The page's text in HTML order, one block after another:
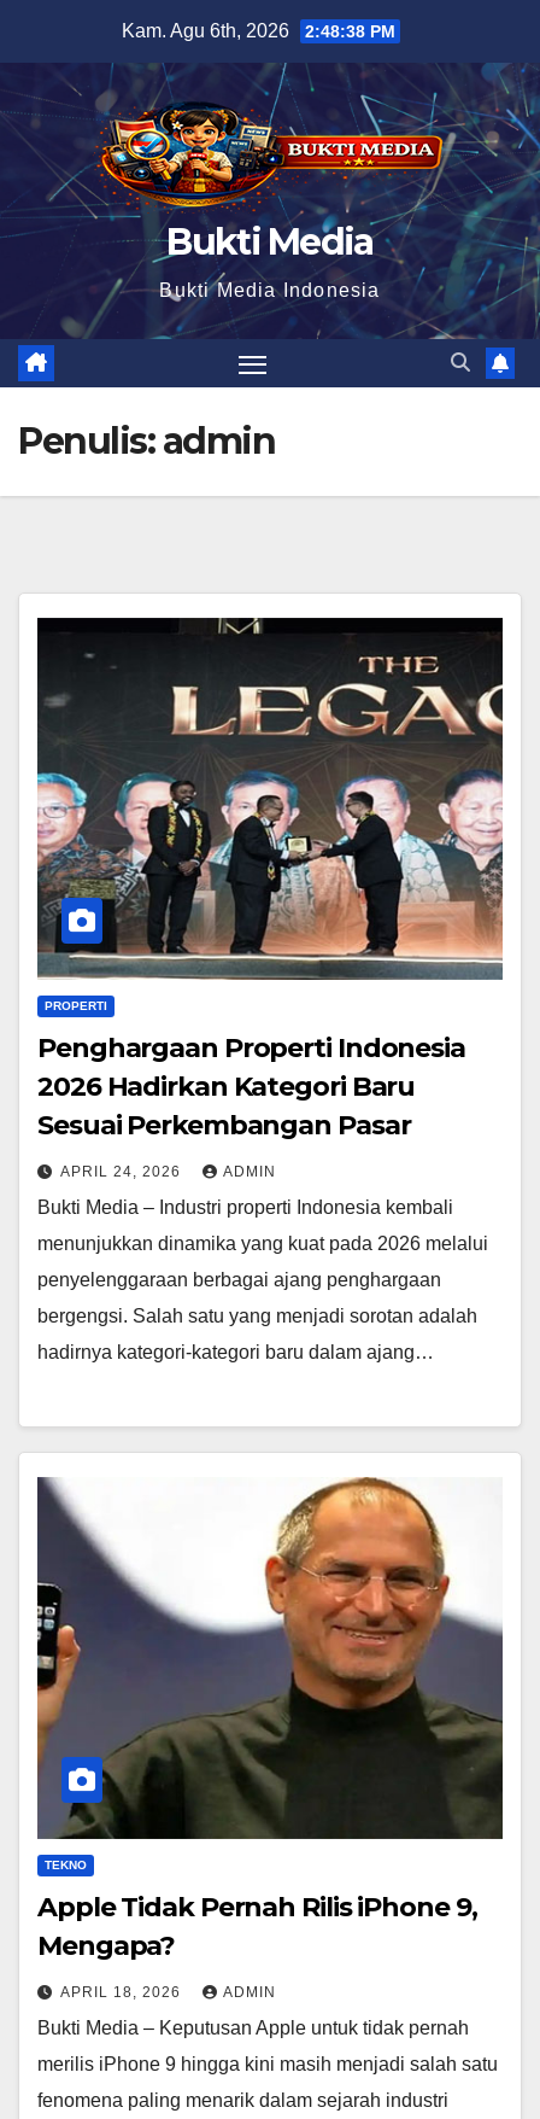
Kam. Agu 6th, 2026 2:48:40 PM
Bukti Media
Bukti Media Indonesia
Penulis:admin
PROPERTI
Penghargaan Properti Indonesia
2026 Hadirkan Kategori Baru
Sesuai Perkembangan Pasar
APRIL 24, 2026 ADMIN
Bukti Media – Industri properti Indonesia kembali
menunjukkan dinamika yang kuat pada 2026 melalui
penyelenggaraan berbagai ajang penghargaan
bergengsi. Salah satu yang menjadi sorotan adalah
hadirnya kategori-kategori baru dalam ajang…
TEKNO
Apple Tidak Pernah Rilis iPhone 9,
Mengapa?
APRIL 18, 2026 ADMIN
Bukti Media – Keputusan Apple untuk tidak pernah
merilis iPhone 9 hingga kini masih menjadi salah satu
fenomena paling menarik dalam sejarah industri